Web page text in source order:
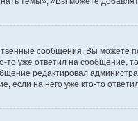
сообщения. Вы можете
то уже ответил на сообщение,
редактировал
если на него уже кто-то